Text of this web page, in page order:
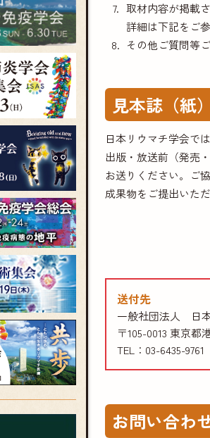
取材内容が掲載
詳細は下記をご
その他ご質問等
見本誌（紙
日本リウマチ学会で
出版・放送前（発売
お送りください。ご
成果物をご提出いた
送付先
一般社団法人 日
〒105-0013 東京
TEL：03-6435-9761
お問い合わ